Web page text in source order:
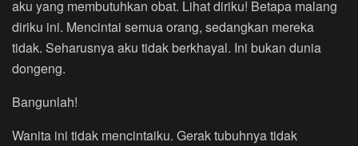
aku yang membutuhkan obat. Lihat diriku! Betapa malang
diriku ini. Mencintai semua orang, sedangkan mereka
tidak. Seharusnya aku tidak berkhayal. Ini bukan dunia
dongeng.
Bangunlah!
Wanita ini tidak mencintaiku. Gerak tubuhnya tidak